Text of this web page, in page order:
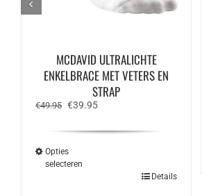
MCDAVID ULTRALICHTE
ENKELBRACE MET VETERS EN
STRAP
€49.95 Oorspronkelijke
€39.95Huidige
Opties
selecteren
Details